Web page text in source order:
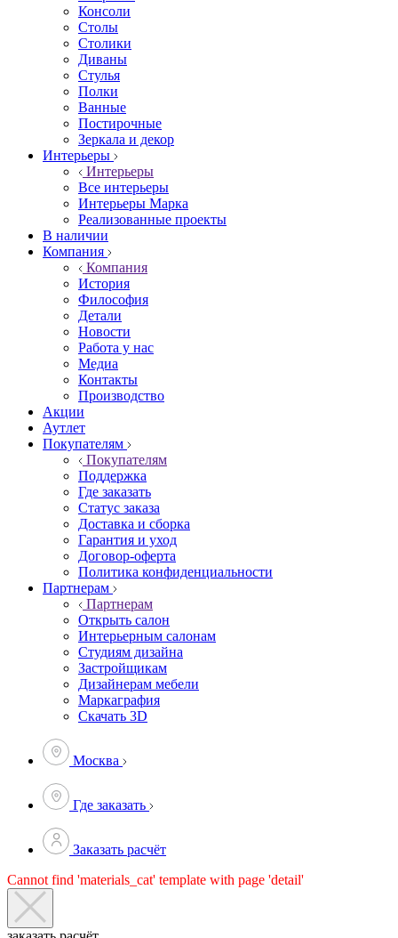
Консоли
Столы
Столики
Диваны
Стулья
Полки
Ванные
Постирочные
Зеркала и декор
Интерьеры
Интерьеры
Все интерьеры
Интерьеры Марка
Реализованные проекты
В наличии
Компания
Компания
История
Философия
Детали
Новости
Работа у нас
Медиа
Контакты
Производство
Акции
Аутлет
Покупателям
Покупателям
Поддержка
Где заказать
Статус заказа
Доставка и сборка
Гарантия и уход
Договор-оферта
Политика конфиденциальности
Партнерам
Партнерам
Открыть салон
Интерьерным салонам
Студиям дизайна
Застройщикам
Дизайнерам мебели
Маркаграфия
Скачать 3D
Москва
Где заказать
Заказать расчёт
Cannot find 'materials_cat' template with page 'detail'